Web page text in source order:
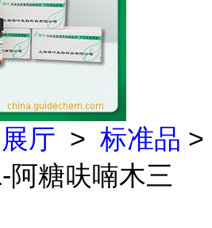
厅 > 标准品 >
阿糖呋喃木三